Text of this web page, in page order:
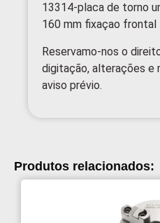
13314-placa de torno
160 mm fixaçao frontal
Reservamo-nos o
digitação, alterações e
aviso prévio.
Produtos relacionados: